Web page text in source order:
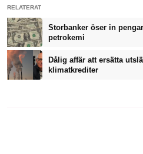
RELATERAT
Storbanker öser in
petrokemi
Dålig affär att ersätta
klimatkrediter